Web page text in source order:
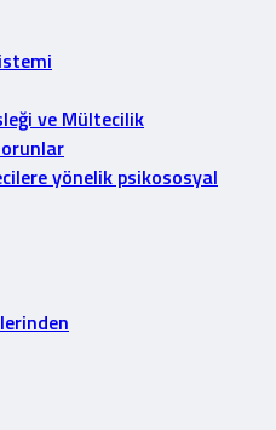
ve Mültecilik
yönelik psikososyal